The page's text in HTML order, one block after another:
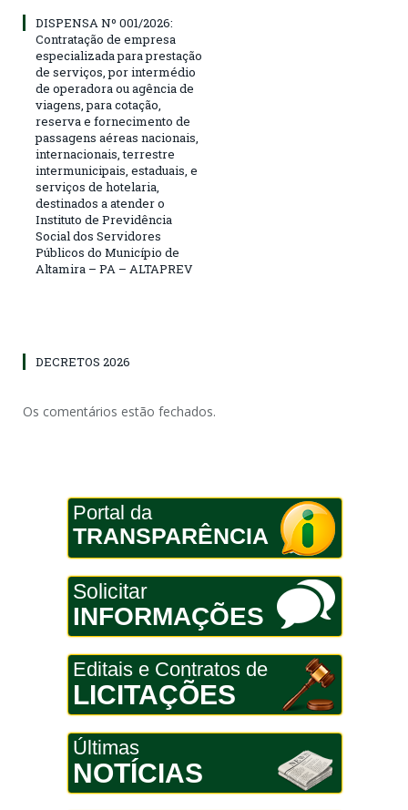
DISPENSA Nº 001/2026:
Contratação de empresa
especializada para prestação
de serviços, por intermédio
de operadora ou agência de
viagens, para cotação,
reserva e fornecimento de
passagens aéreas nacionais,
internacionais, terrestre
intermunicipais, estaduais, e
serviços de hotelaria,
destinados a atender o
Instituto de Previdência
Social dos Servidores
Públicos do Município de
Altamira – PA – ALTAPREV
DECRETOS 2026
Os comentários estão fechados.
Portal da
TRANSPARÊNCIA
Solicitar
INFORMAÇÕES
Editais e Contratos de
LICITAÇÕES
Últimas
NOTÍCIAS